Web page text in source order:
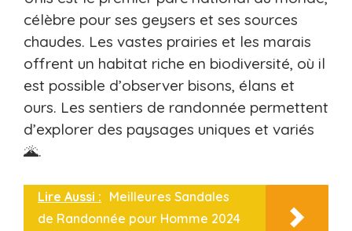
célèbre pour ses geysers et ses sources
chaudes. Les vastes prairies et les marais
offrent un habitat riche en biodiversité, où il
est possible d’observer bisons, élans et
ours. Les sentiers de randonnée permettent
d’explorer des paysages uniques et variés
🌋.
Lire Aussi : Meilleures Sandales
de Randonnée pour Homme 2024